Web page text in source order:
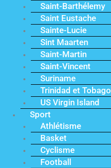
Saint-Barthélemy
Saint Eustache
Sainte-Lucie
Sint Maarten
Saint-Martin
Saint-Vincent
Suriname
Trinidad et Tobago
US Virgin Island
Sport
Athlétisme
Basket
Cyclisme
Football